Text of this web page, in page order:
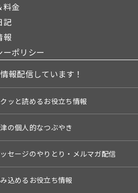
料金
記
報
ーポリシー
報配信しています！
ッと読めるお役立ち情報
の個人的なつぶやき
セージのやりとり・メルマガ配信
込めるお役立ち情報